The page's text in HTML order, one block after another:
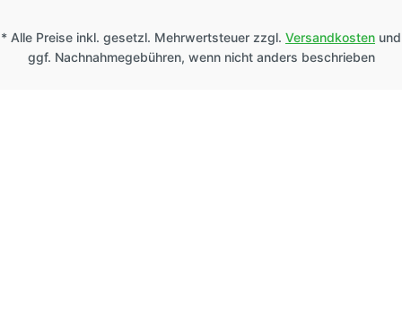
* Alle Preise inkl. gesetzl. Mehrwertsteuer zzgl. Versandkosten und
ggf. Nachnahmegebühren, wenn nicht anders beschrieben